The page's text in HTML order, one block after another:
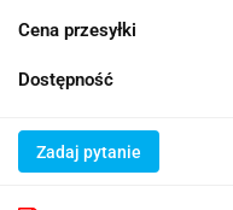
Cena przesyłki
Dostępność
Zadaj pytanie